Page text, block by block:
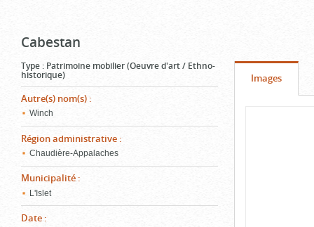
Cabestan
Type : Patrimoine mobilier (Oeuvre d'art / Ethno-
historique)
Autre(s) nom(s) :
Winch
Région administrative :
Chaudière-Appalaches
Municipalité :
L'Islet
Date :
Onglet
Images(cliquer
pour